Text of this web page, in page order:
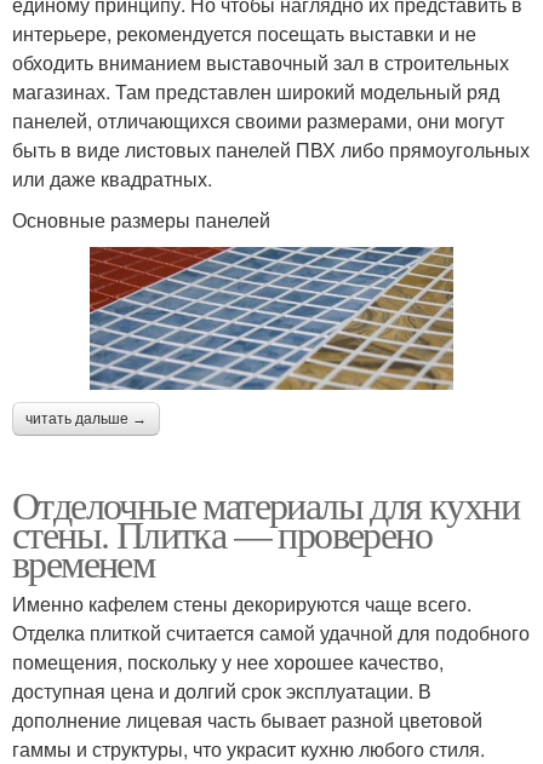
интерьере, рекомендуется посещать выставки и не
обходить вниманием выставочный зал в строительных
магазинах. Там представлен широкий модельный ряд
панелей, отличающихся своими размерами, они могут
быть в виде листовых панелей ПВХ либо прямоугольных
или даже квадратных.
Основные размеры панелей
читать дальше →
Отделочные материалы для кухни
стены. Плитка — проверено
временем
Именно кафелем стены декорируются чаще всего.
Отделка плиткой считается самой удачной для подобного
помещения, поскольку у нее хорошее качество,
доступная цена и долгий срок эксплуатации. В
дополнение лицевая часть бывает разной цветовой
гаммы и структуры, что украсит кухню любого стиля.